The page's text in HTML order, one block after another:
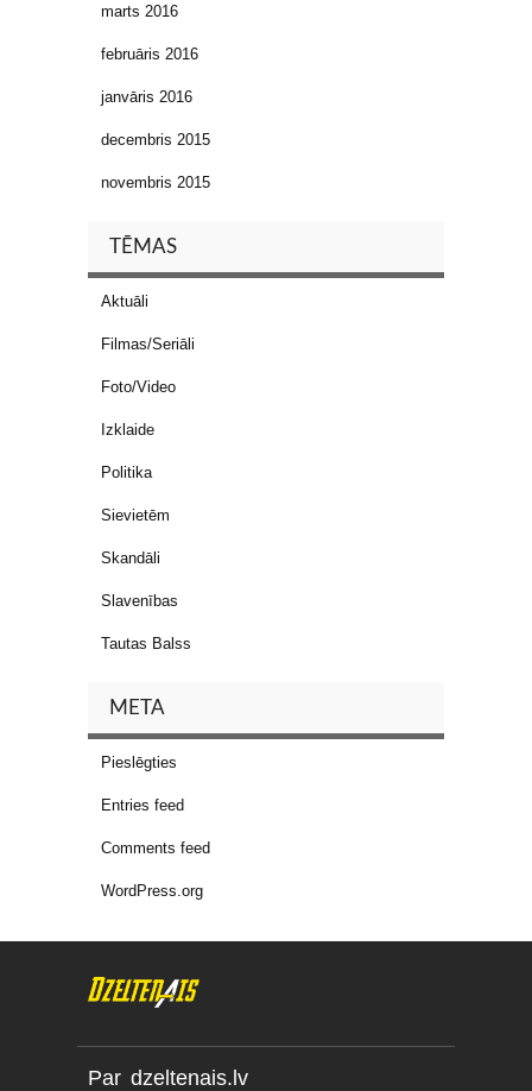
marts 2016
februāris 2016
janvāris 2016
decembris 2015
novembris 2015
TĒMAS
Aktuāli
Filmas/Seriāli
Foto/Video
Izklaide
Politika
Sievietēm
Skandāli
Slavenības
Tautas Balss
META
Pieslēgties
Entries feed
Comments feed
WordPress.org
Par dzeltenais.lv